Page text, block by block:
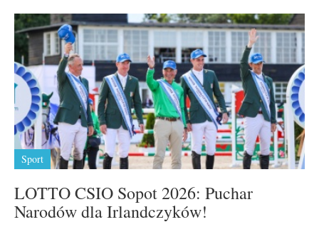
Sport
LOTTO CSIO Sopot 2026: Puchar
Narodów dla Irlandczyków!